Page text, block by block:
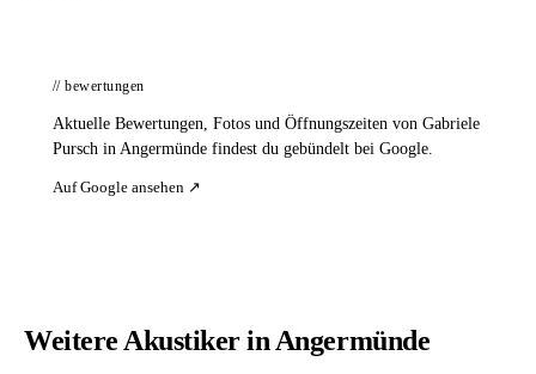
// bewertungen
Aktuelle Bewertungen, Fotos und Öffnungszeiten von Gabriele
Pursch in Angermünde findest du gebündelt bei Google.
Auf Google ansehen ↗
Weitere Akustiker in Angermünde